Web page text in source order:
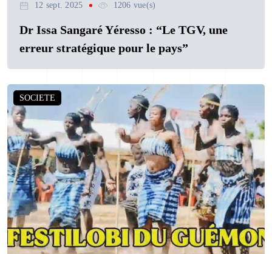
12 sept. 2025 1206 vue(s)
Dr Issa Sangaré Yéresso : “Le TGV, une
erreur stratégique pour le pays”
SOCIETE